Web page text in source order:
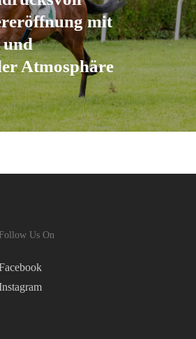
mit
Atmosphäre
Follow Us On